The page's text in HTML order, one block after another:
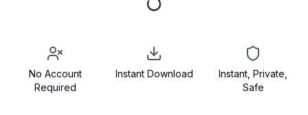
No Account
Required
Instant Download
Instant, Private,
Safe